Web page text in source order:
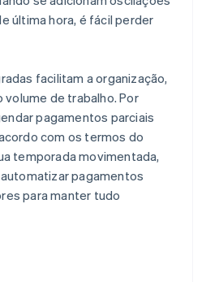
última hora, é fácil perder
facilitam a organização,
de trabalho. Por
pagamentos parciais
com os termos do
temporada movimentada,
pagamentos
para manter tudo